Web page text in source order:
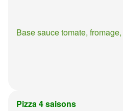
Base sauce tomate,
Pizza 4 saisons